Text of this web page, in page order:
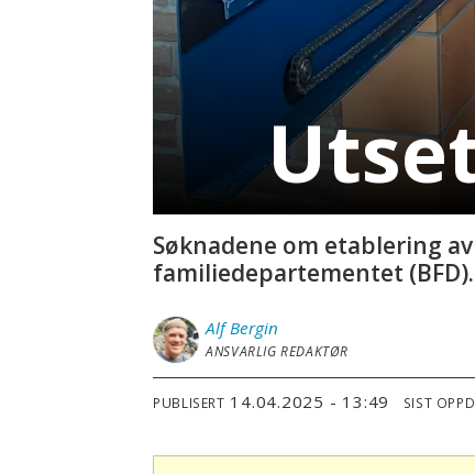
Søknadene om etablering
familiedepartementet
Alf Bergin
ANSVARLIG REDAKTØR
PUBLISERT 14.04.2025 - 13:49 SIST